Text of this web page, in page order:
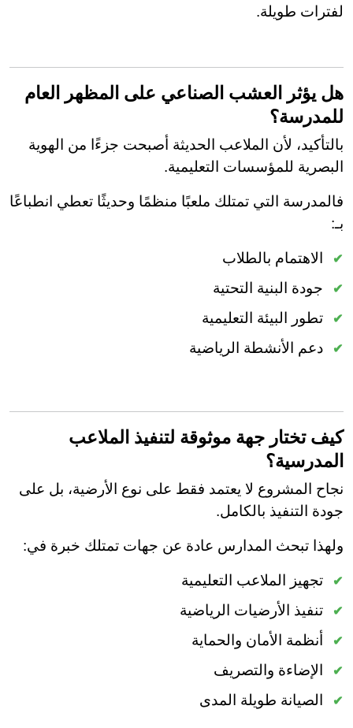
لفترات طويلة.
هل يؤثر العشب الصناعي على المظهر العام
للمدرسة؟
بالتأكيد، لأن الملاعب الحديثة أصبحت جزءًا من الهوية
البصرية للمؤسسات التعليمية.
فالمدرسة التي تمتلك ملعبًا منظمًا وحديثًا تعطي انطباعًا
بـ:
الاهتمام بالطلاب
جودة البنية التحتية
تطور البيئة التعليمية
دعم الأنشطة الرياضية
كيف تختار جهة موثوقة لتنفيذ الملاعب
المدرسية؟
نجاح المشروع لا يعتمد فقط على نوع الأرضية، بل على
جودة التنفيذ بالكامل.
ولهذا تبحث المدارس عادة عن جهات تمتلك خبرة في:
تجهيز الملاعب التعليمية
تنفيذ الأرضيات الرياضية
أنظمة الأمان والحماية
الإضاءة والتصريف
الصيانة طويلة المدى